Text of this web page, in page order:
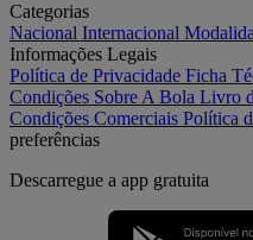
Categorias
Nacional Internacional
Informações Legais
Política de Privacidade Ficha
Condições Sobre A Bola Livro
Condições Comerciais Política
preferências
Descarregue a app gratuita